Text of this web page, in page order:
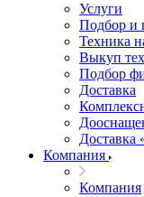
Услуги
Подбор и
Техника
Выкуп
Подбор
Доставка
Доставка
Компания
Компания